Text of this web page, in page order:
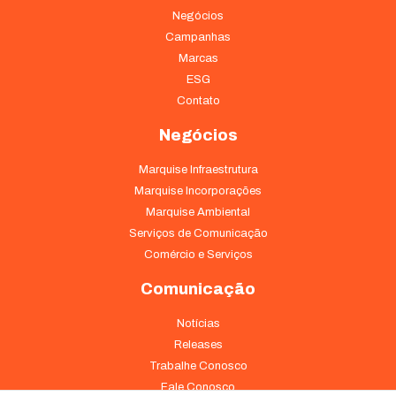
Negócios
Campanhas
Marcas
ESG
Contato
Negócios
Marquise Infraestrutura
Marquise Incorporações
Marquise Ambiental
Serviços de Comunicação
Comércio e Serviços
Comunicação
Notícias
Releases
Trabalhe Conosco
Fale Conosco
do site.
seus interesses
comportamento
ao visitar nosso
site, você
aumenta a
chance de ver
conteúdo e
personalizadas.